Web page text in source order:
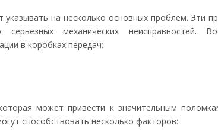
на несколько основных проблем. Эти
механических неисправностей.
в коробках передач:
может привести к значительным
способствовать несколько факторов: